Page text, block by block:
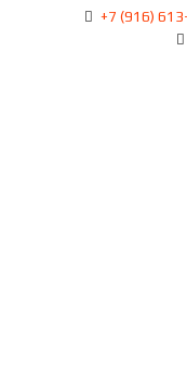
+7 (916)